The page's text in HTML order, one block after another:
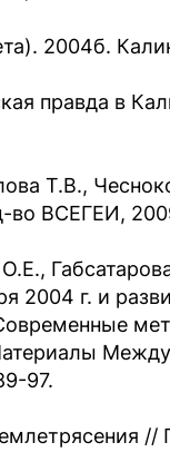
2004б.
правда в
Т.В.,
во ВСЕГЕИ,
2004 г. и
97.